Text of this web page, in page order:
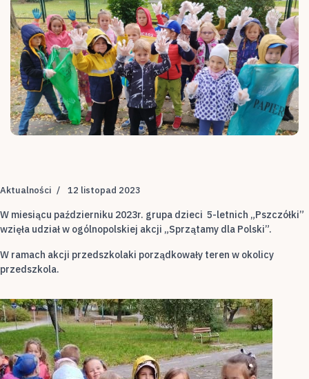
Aktualności 12 listopad 2023
W miesiącu październiku 2023r. grupa dzieci 5-letnich „Pszczółki”
wzięła udział w ogólnopolskiej akcji „Sprzątamy dla Polski”.
W ramach akcji przedszkolaki porządkowały teren w okolicy
przedszkola.